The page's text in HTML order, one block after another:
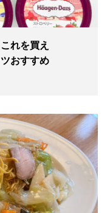
れを買え
おすすめ